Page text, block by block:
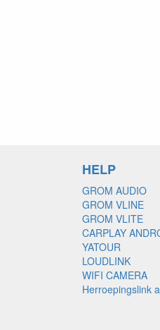
HELP
GROM AUDIO
GROM VLINE
GROM VLITE
CARPLAY
YATOUR
LOUDLINK
WIFI CAMERA
Herroepingslink